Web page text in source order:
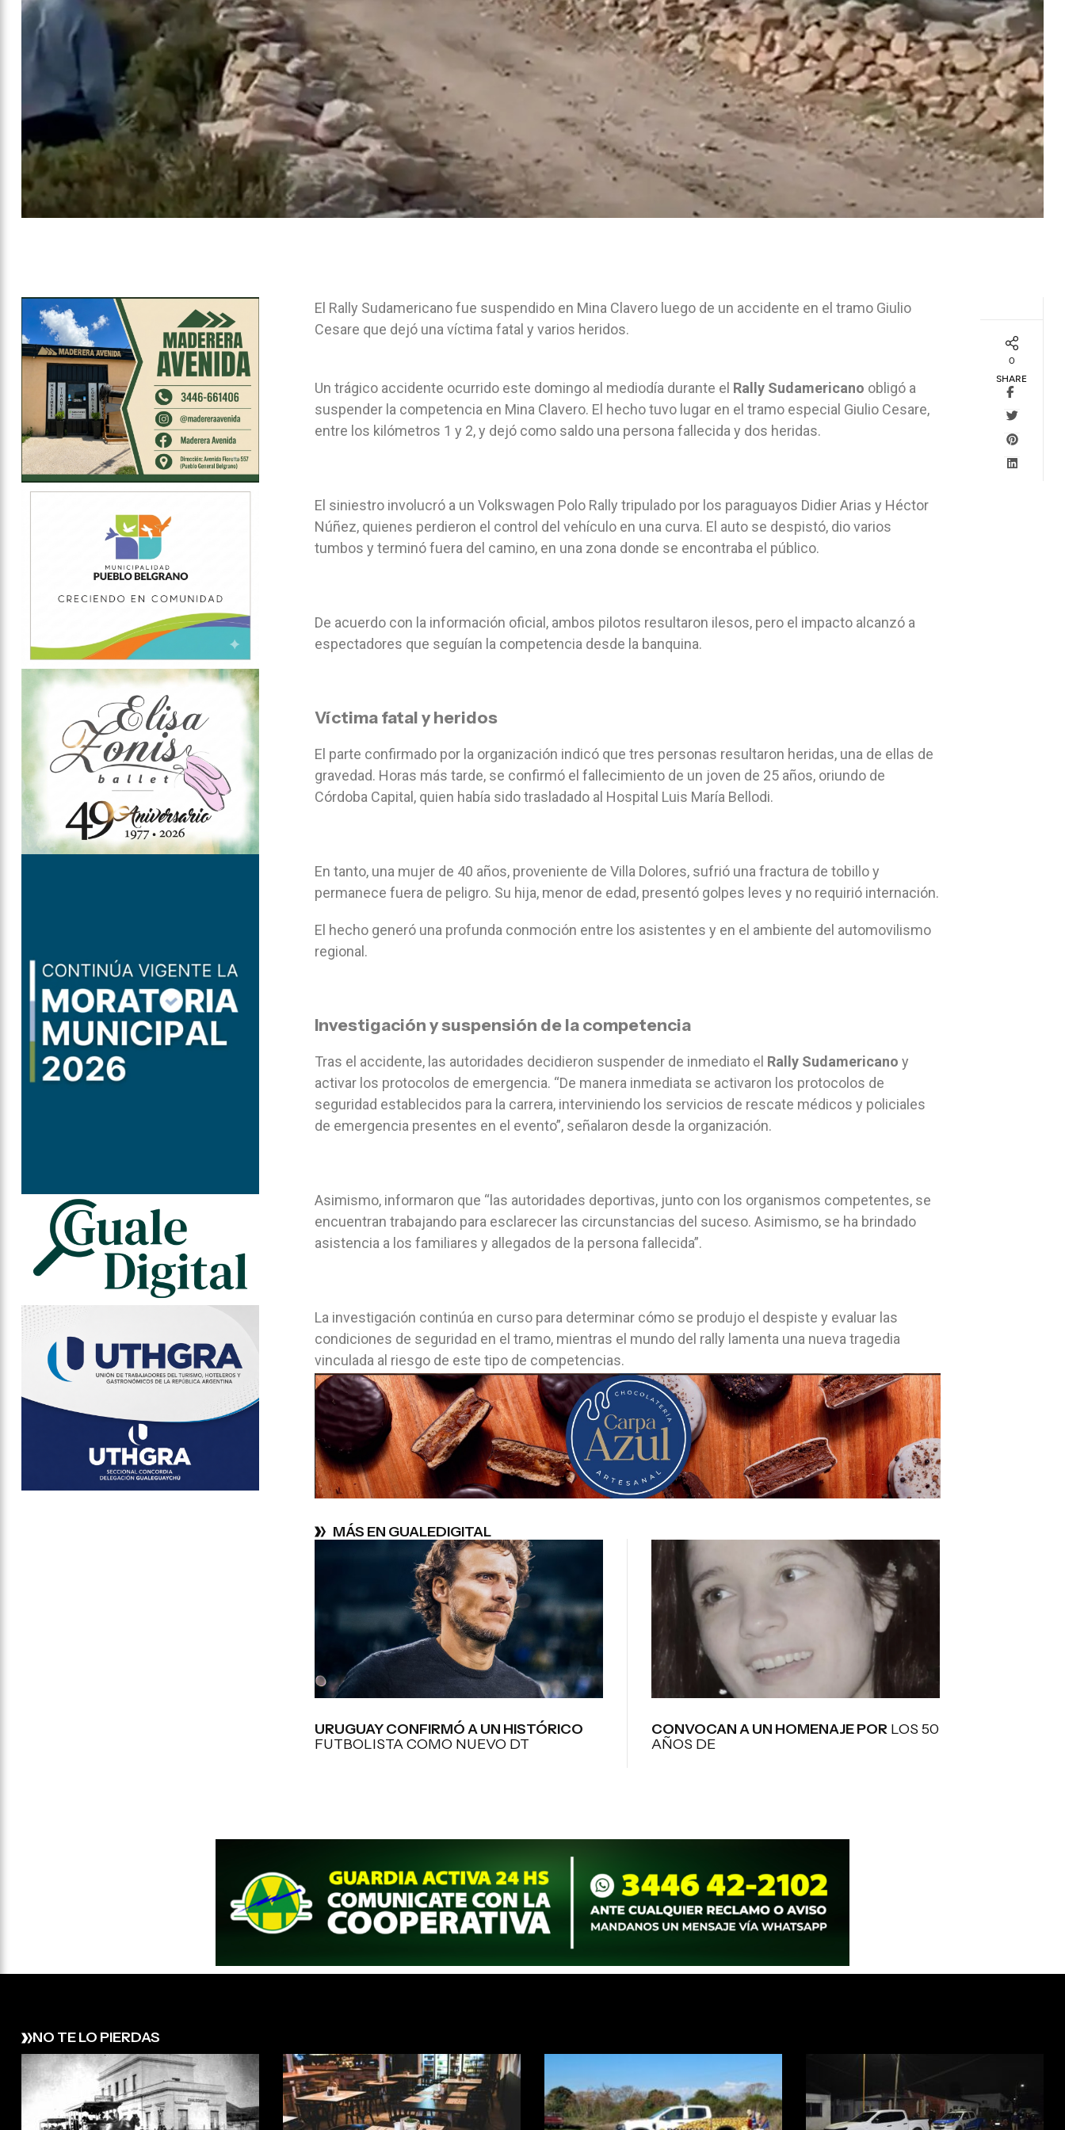
El Rally Sudamericano fue suspendido en Mina Clavero luego de un accidente en el tramo Giulio
Cesare que dejó una víctima fatal y varios heridos.
Un trágico accidente ocurrido este domingo al mediodía durante el Rally Sudamericano obligó a
suspender la competencia en Mina Clavero. El hecho tuvo lugar en el tramo especial Giulio Cesare,
entre los kilómetros 1 y 2, y dejó como saldo una persona fallecida y dos heridas.
El siniestro involucró a un Volkswagen Polo Rally tripulado por los paraguayos Didier Arias y Héctor
Núñez, quienes perdieron el control del vehículo en una curva. El auto se despistó, dio varios
tumbos y terminó fuera del camino, en una zona donde se encontraba el público.
De acuerdo con la información oficial, ambos pilotos resultaron ilesos, pero el impacto alcanzó a
espectadores que seguían la competencia desde la banquina.
Víctima fatal y heridos
El parte confirmado por la organización indicó que tres personas resultaron heridas, una de ellas de
gravedad. Horas más tarde, se confirmó el fallecimiento de un joven de 25 años, oriundo de
Córdoba Capital, quien había sido trasladado al Hospital Luis María Bellodi.
En tanto, una mujer de 40 años, proveniente de Villa Dolores, sufrió una fractura de tobillo y
permanece fuera de peligro. Su hija, menor de edad, presentó golpes leves y no requirió internación.
El hecho generó una profunda conmoción entre los asistentes y en el ambiente del automovilismo
regional.
Investigación y suspensión de la competencia
Tras el accidente, las autoridades decidieron suspender de inmediato el Rally Sudamericano y
activar los protocolos de emergencia. “De manera inmediata se activaron los protocolos de
seguridad establecidos para la carrera, interviniendo los servicios de rescate médicos y policiales
de emergencia presentes en el evento”, señalaron desde la organización.
Asimismo, informaron que “las autoridades deportivas, junto con los organismos competentes, se
encuentran trabajando para esclarecer las circunstancias del suceso. Asimismo, se ha brindado
asistencia a los familiares y allegados de la persona fallecida”.
La investigación continúa en curso para determinar cómo se produjo el despiste y evaluar las
condiciones de seguridad en el tramo, mientras el mundo del rally lamenta una nueva tragedia
vinculada al riesgo de este tipo de competencias.
MÁS EN GUALEDIGITAL
URUGUAY CONFIRMÓ A UN HISTÓRICO
FUTBOLISTA COMO NUEVO DT
CONVOCAN A UN HOMENAJE POR LOS 50
AÑOS DE
0
SHARE
NO TE LO PIERDAS